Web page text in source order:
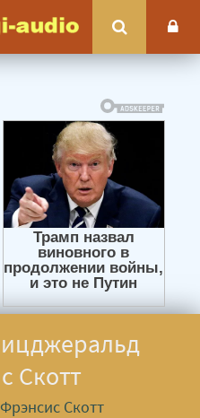
Скотт
Скотт